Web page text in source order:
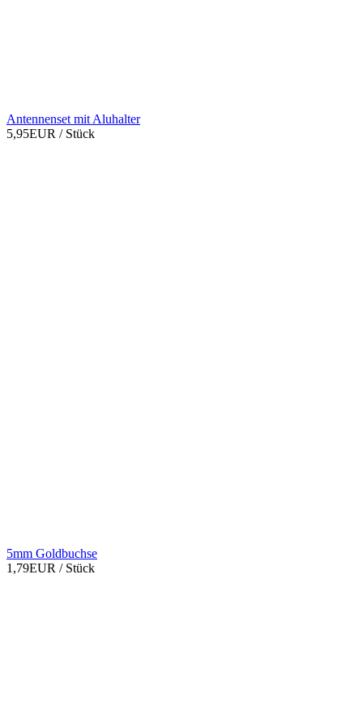
Antennenset mit Aluhalter
5,95EUR / Stück
5mm Goldbuchse
1,79EUR / Stück